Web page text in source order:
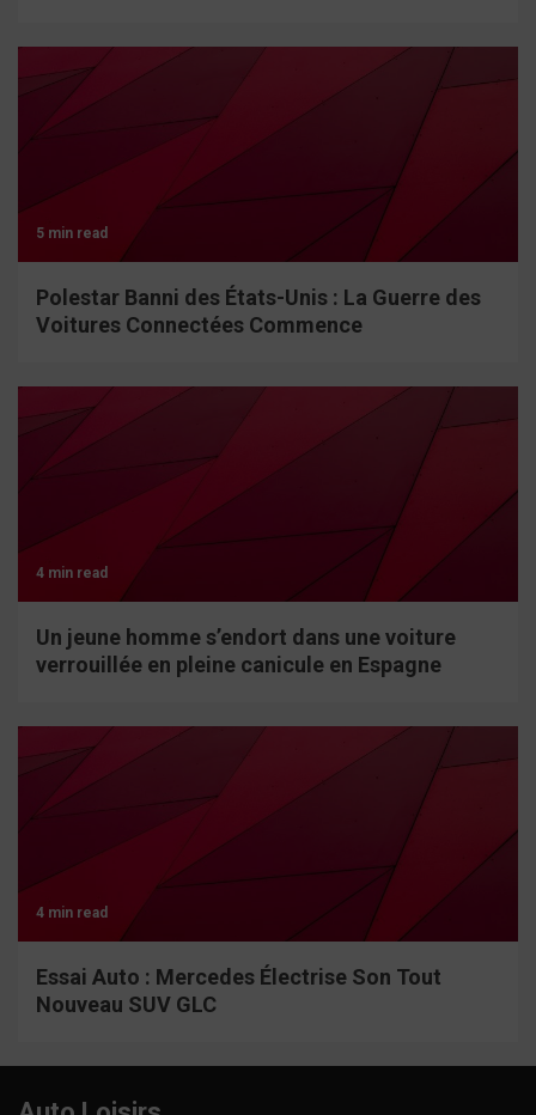
5 min read
Polestar Banni des États-Unis : La Guerre des
Voitures Connectées Commence
4 min read
Un jeune homme s’endort dans une voiture
verrouillée en pleine canicule en Espagne
4 min read
Essai Auto : Mercedes Électrise Son Tout
Nouveau SUV GLC